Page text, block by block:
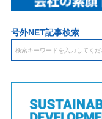
号外NET記事検索